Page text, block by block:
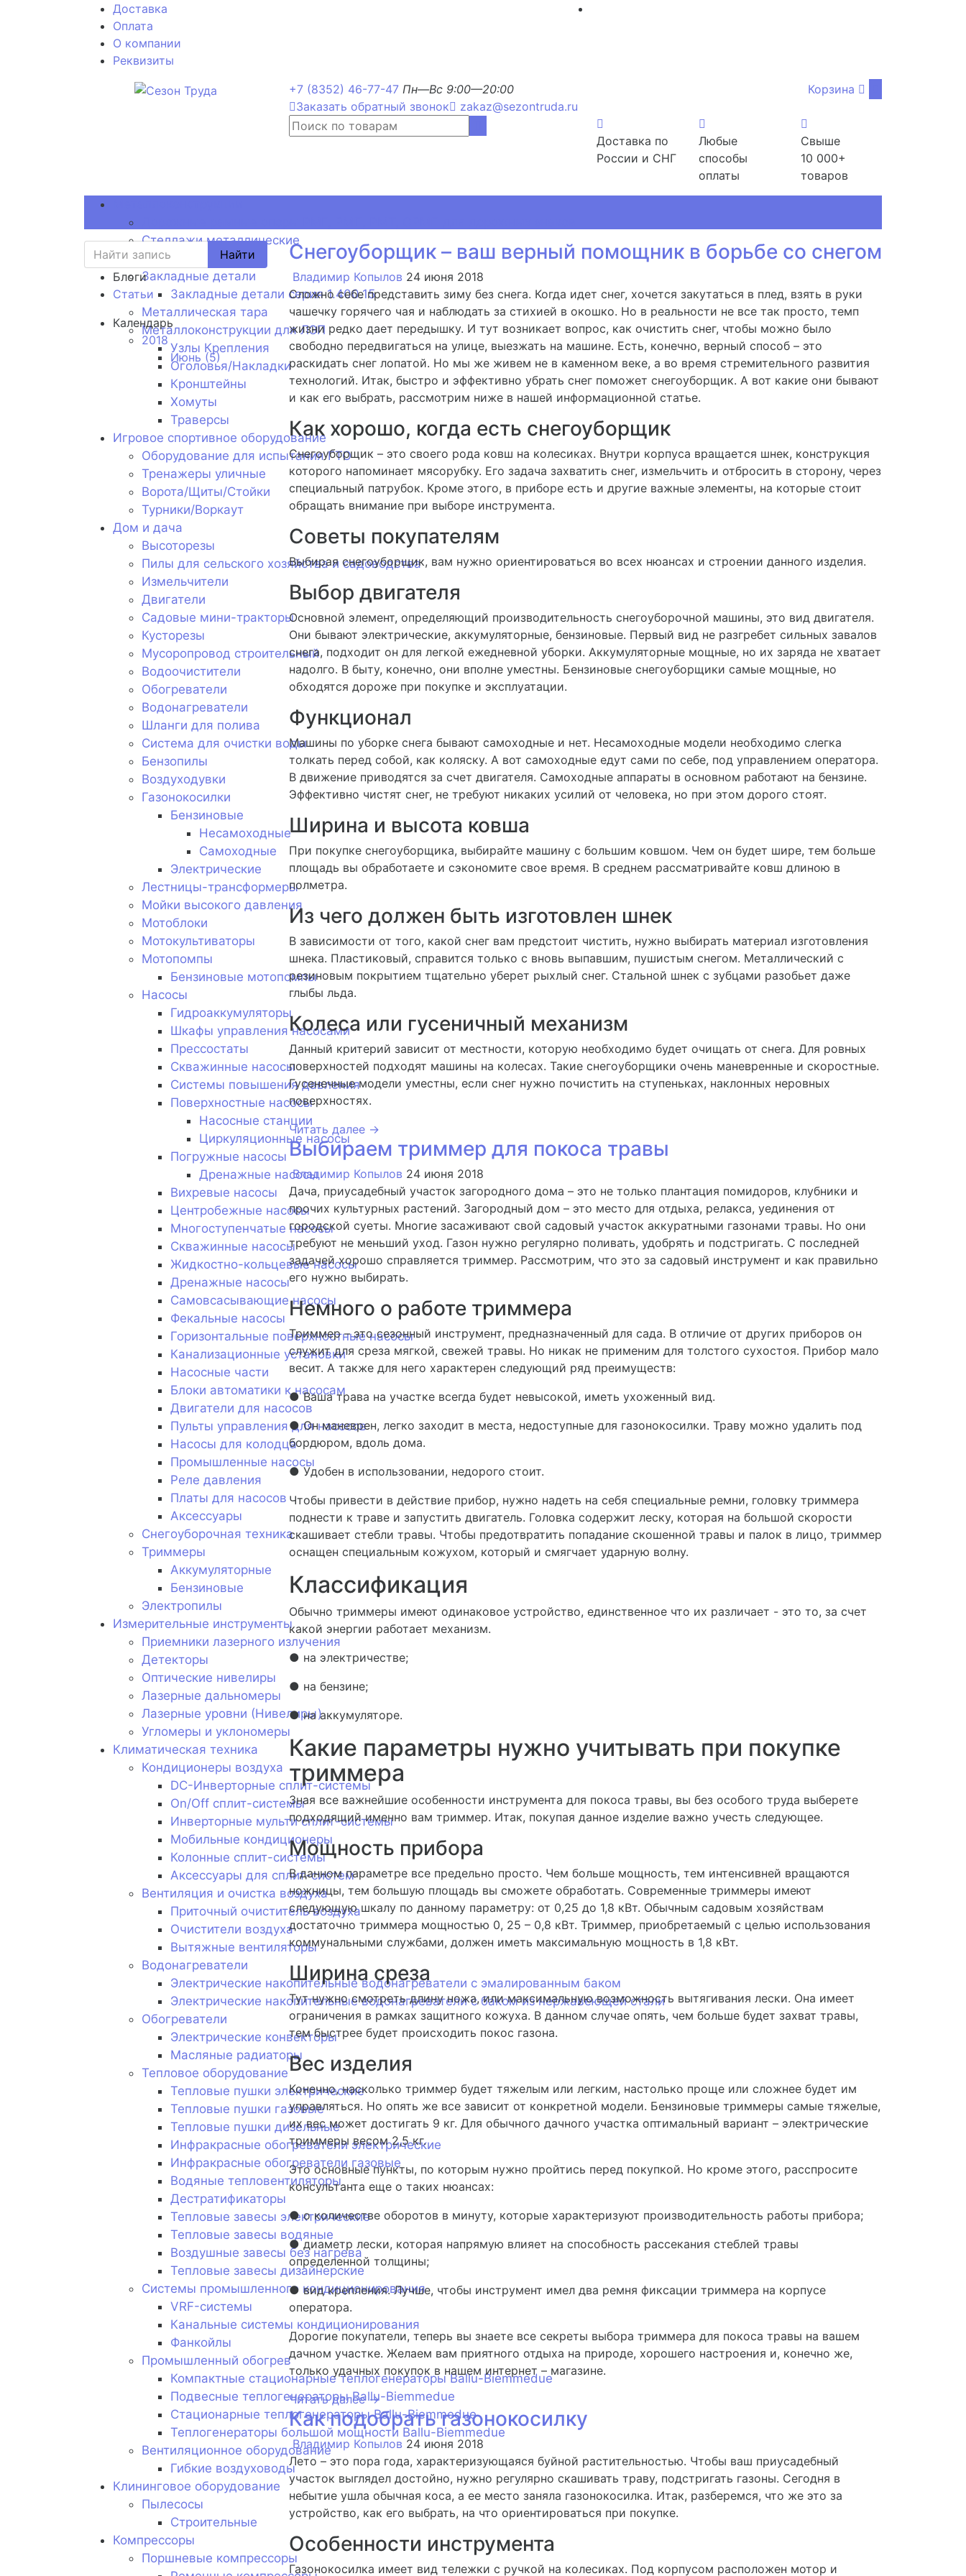
Доставка
Оплата
О компании
Реквизиты
+7 (8352) 46-77-47 Пн—Вс 9:00—20:00
Заказать обратный звонок
zakaz@sezontruda.ru
Корзина
Доставка по
России и СНГ
Любые
способы
оплаты
Свыше
10 000+
товаров
Стеллажи металлические
Рольганг
Закладные детали
Закладные детали серия 1.400.15
Металлическая тара
Металлоконструкции для ЛЭП
Узлы Крепления
Оголовья/Накладки
Кронштейны
Хомуты
Траверсы
Игровое спортивное оборудование
Оборудование для испытания ГТО
Тренажеры уличные
Ворота/Щиты/Стойки
Турники/Воркаут
Дом и дача
Высоторезы
Пилы для сельского хозяйства и садоводства
Измельчители
Двигатели
Садовые мини-тракторы
Кусторезы
Мусоропровод строительный
Водоочистители
Обогреватели
Водонагреватели
Шланги для полива
Система для очистки воды
Бензопилы
Воздуходувки
Газонокосилки
Бензиновые
Несамоходные
Самоходные
Электрические
Лестницы-трансформеры
Мойки высокого давления
Мотоблоки
Мотокультиваторы
Мотопомпы
Бензиновые мотопомпы
Насосы
Гидроаккумуляторы
Шкафы управления насосами
Прессостаты
Скважинные насосы
Системы повышения давления
Поверхностные насосы
Насосные станции
Циркуляционные насосы
Погружные насосы
Дренажные насосы
Вихревые насосы
Центробежные насосы
Многоступенчатые насосы
Скважинные насосы
Жидкостно-кольцевые насосы
Дренажные насосы
Самовсасывающие насосы
Фекальные насосы
Горизонтальные поверхностные насосы
Канализационные установки
Насосные части
Блоки автоматики к насосам
Двигатели для насосов
Пульты управления для насосов
Насосы для колодца
Промышленные насосы
Реле давления
Платы для насосов
Аксессуары
Снегоуборочная техника
Триммеры
Аккумуляторные
Бензиновые
Электропилы
Измерительные инструменты
Приемники лазерного излучения
Детекторы
Оптические нивелиры
Лазерные дальномеры
Лазерные уровни (Нивелиры)
Угломеры и уклономеры
Климатическая техника
Кондиционеры воздуха
DC-Инверторные сплит-системы
On/Off сплит-системы
Инверторные мульти сплит-системы
Мобильные кондиционеры
Колонные сплит-системы
Аксессуары для сплит-систем
Вентиляция и очистка воздуха
Приточный очиститель воздуха
Очистители воздуха
Вытяжные вентиляторы
Водонагреватели
Электрические накопительные водонагреватели с эмалированным баком
Электрические накопительные водонагреватели с баком из нержавеющей стали
Обогреватели
Электрические конвекторы
Масляные радиаторы
Тепловое оборудование
Тепловые пушки электрические
Тепловые пушки газовые
Тепловые пушки дизельные
Инфракрасные обогреватели электрические
Инфракрасные обогреватели газовые
Водяные тепловентиляторы
Дестратификаторы
Тепловые завесы электрические
Тепловые завесы водяные
Воздушные завесы без нагрева
Тепловые завесы дизайнерские
Системы промышленного кондиционирования
VRF-системы
Канальные системы кондиционирования
Фанкойлы
Промышленный обогрев
Компактные стационарные теплогенераторы Ballu-Biemmedue
Подвесные теплогенераторы Ballu-Biemmedue
Стационарные теплогенераторы Ballu-Biemmedue
Теплогенераторы большой мощности Ballu-Biemmedue
Вентиляционное оборудование
Гибкие воздуховоды
Клининговое оборудование
Пылесосы
Строительные
Компрессоры
Поршневые компрессоры
Найти
Блоги
Статьи
Календарь
2018
Июнь (5)
Снегоуборщик – ваш верный помощник в борьбе со снегом
Владимир Копылов 24 июня 2018
Сложно себе представить зиму без снега. Когда идет снег, хочется закутаться в плед, взять в руки
чашечку горячего чая и наблюдать за стихией в окошко. Но в реальности не все так просто, темп
жизни редко дает передышку. И тут возникает вопрос, как очистить снег, чтобы можно было
свободно передвигаться на улице, выезжать на машине. Есть, конечно, верный способ – это
раскидать снег лопатой. Но мы же живем не в каменном веке, а во время стремительного развития
технологий. Итак, быстро и эффективно убрать снег поможет снегоуборщик. А вот какие они бывают
и как его выбрать, рассмотрим ниже в нашей информационной статье.
Как хорошо, когда есть снегоуборщик
Снегоуборщик – это своего рода ковш на колесиках. Внутри корпуса вращается шнек, конструкция
которого напоминает мясорубку. Его задача захватить снег, измельчить и отбросить в сторону, через
специальный патрубок. Кроме этого, в приборе есть и другие важные элементы, на которые стоит
обращать внимание при выборе инструмента.
Советы покупателям
Выбирая снегоуборщик, вам нужно ориентироваться во всех нюансах и строении данного изделия.
Выбор двигателя
Основной элемент, определяющий производительность снегоуборочной машины, это вид двигателя.
Они бывают электрические, аккумуляторные, бензиновые. Первый вид не разгребет сильных завалов
снега, подходит он для легкой ежедневной уборки. Аккумуляторные мощные, но их заряда не хватает
надолго. В быту, конечно, они вполне уместны. Бензиновые снегоуборщики самые мощные, но
обходятся дороже при покупке и эксплуатации.
Функционал
Машины по уборке снега бывают самоходные и нет. Несамоходные модели необходимо слегка
толкать перед собой, как коляску. А вот самоходные едут сами по себе, под управлением оператора.
В движение приводятся за счет двигателя. Самоходные аппараты в основном работают на бензине.
Эффективно чистят снег, не требуют никаких усилий от человека, но при этом дорого стоят.
Ширина и высота ковша
При покупке снегоуборщика, выбирайте машину с большим ковшом. Чем он будет шире, тем больше
площадь вы обработаете и сэкономите свое время. В среднем рассматривайте ковш длиною в
полметра.
Из чего должен быть изготовлен шнек
В зависимости от того, какой снег вам предстоит чистить, нужно выбирать материал изготовления
шнека. Пластиковый, справится только с вновь выпавшим, пушистым снегом. Металлический с
резиновым покрытием тщательно уберет рыхлый снег. Стальной шнек с зубцами разобьет даже
глыбы льда.
Колеса или гусеничный механизм
Данный критерий зависит от местности, которую необходимо будет очищать от снега. Для ровных
поверхностей подходят машины на колесах. Такие снегоуборщики очень маневренные и скоростные.
Гусенечные модели уместны, если снег нужно почистить на ступеньках, наклонных неровных
поверхностях.
Читать далее →
Выбираем триммер для покоса травы
Владимир Копылов 24 июня 2018
Дача, приусадебный участок загородного дома – это не только плантация помидоров, клубники и
прочих культурных растений. Загородный дом – это место для отдыха, релакса, уединения от
городской суеты. Многие засаживают свой садовый участок аккуратными газонами травы. Но они
требуют не меньший уход. Газон нужно регулярно поливать, удобрять и подстригать. С последней
задачей хорошо справляется триммер. Рассмотрим, что это за садовый инструмент и как правильно
его нужно выбирать.
Немного о работе триммера
Триммер – это сезонный инструмент, предназначенный для сада. В отличие от других приборов он
служит для среза мягкой, свежей травы. Но никак не применим для толстого сухостоя. Прибор мало
весит. А также для него характерен следующий ряд преимуществ:
● Ваша трава на участке всегда будет невысокой, иметь ухоженный вид.
● Он маневрен, легко заходит в места, недоступные для газонокосилки. Траву можно удалить под
бордюром, вдоль дома.
● Удобен в использовании, недорого стоит.
Чтобы привести в действие прибор, нужно надеть на себя специальные ремни, головку триммера
поднести к траве и запустить двигатель. Головка содержит леску, которая на большой скорости
скашивает стебли травы. Чтобы предотвратить попадание скошенной травы и палок в лицо, триммер
оснащен специальным кожухом, который и смягчает ударную волну.
Классификация
Обычно триммеры имеют одинаковое устройство, единственное что их различает - это то, за счет
какой энергии работает механизм.
● на электричестве;
● на бензине;
● на аккумуляторе.
Какие параметры нужно учитывать при покупке
триммера
Зная все важнейшие особенности инструмента для покоса травы, вы без особого труда выберете
подходящий именно вам триммер. Итак, покупая данное изделие важно учесть следующее.
Мощность прибора
В данном параметре все предельно просто. Чем больше мощность, тем интенсивней вращаются
ножницы, тем большую площадь вы сможете обработать. Современные триммеры имеют
следующую шкалу по данному параметру: от 0,25 до 1,8 кВт. Обычным садовым хозяйствам
достаточно триммера мощностью 0, 25 – 0,8 кВт. Триммер, приобретаемый с целью использования
коммунальными службами, должен иметь максимальную мощность в 1,8 кВт.
Ширина среза
Тут нужно смотреть длину ножа, или максимальную возможность вытягивания лески. Она имеет
ограничения в рамках защитного кожуха. В данном случае опять, чем больше будет захват травы,
тем быстрее будет происходить покос газона.
Вес изделия
Конечно, насколько триммер будет тяжелым или легким, настолько проще или сложнее будет им
управляться. Но опять же все зависит от конкретной модели. Бензиновые триммеры самые тяжелые,
их вес может достигать 9 кг. Для обычного дачного участка оптимальный вариант – электрические
триммеры весом 2,5 кг.
Это основные пункты, по которым нужно пройтись перед покупкой. Но кроме этого, расспросите
консультанта еще о таких нюансах:
● о количестве оборотов в минуту, которые характеризуют производительность работы прибора;
● диаметр лески, которая напрямую влияет на способность рассекания стеблей травы
определенной толщины;
● вид крепления. Лучше, чтобы инструмент имел два ремня фиксации триммера на корпусе
оператора.
Дорогие покупатели, теперь вы знаете все секреты выбора триммера для покоса травы на вашем
дачном участке. Желаем вам приятного отдыха на природе, хорошего настроения и, конечно же,
только удачных покупок в нашем интернет – магазине.
Читать далее →
Как подобрать газонокосилку
Владимир Копылов 24 июня 2018
Лето – это пора года, характеризующаяся буйной растительностью. Чтобы ваш приусадебный
участок выглядел достойно, нужно регулярно скашивать траву, подстригать газоны. Сегодня в
небытие ушла обычная коса, а ее место заняла газонокосилка. Итак, разберемся, что же это за
устройство, как его выбрать, на что ориентироваться при покупке.
Особенности инструмента
Газонокосилка имеет вид тележки с ручкой на колесиках. Под корпусом расположен мотор и